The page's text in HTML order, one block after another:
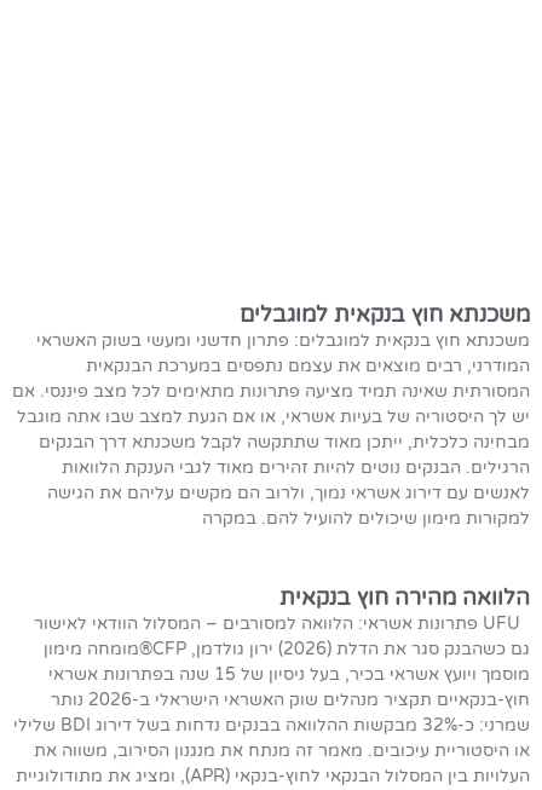
משכנתא חוץ בנקאית למוגבלים
משכנתא חוץ בנקאית למוגבלים: פתרון חדשני ומעשי בשוק האשראי
המודרני, רבים מוצאים את עצמם נתפסים במערכת הבנקאית
המסורתית שאינה תמיד מציעה פתרונות מתאימים לכל מצב פיננסי. אם
יש לך היסטוריה של בעיות אשראי, או אם הגעת למצב שבו אתה מוגבל
מבחינה כלכלית, ייתכן מאוד שתתקשה לקבל משכנתא דרך הבנקים
הרגילים. הבנקים נוטים להיות זהירים מאוד לגבי הענקת הלוואות
לאנשים עם דירוג אשראי נמוך, ולרוב הם מקשים עליהם את הגישה
למקורות מימון שיכולים להועיל להם. במקרה
הלוואה מהירה חוץ בנקאית
UFU פתרונות אשראי: הלוואה למסורבים – המסלול הוודאי לאישור
גם כשהבנק סגר את הדלת (2026) ירון גולדמן, CFP®מומחה מימון
מוסמך ויועץ אשראי בכיר, בעל ניסיון של 15 שנה בפתרונות אשראי
חוץ-בנקאיים תקציר מנהלים שוק האשראי הישראלי ב-2026 נותר
שמרני: כ-32% מבקשות ההלוואה בבנקים נדחות בשל דירוג BDI שלילי
או היסטוריית עיכובים. מאמר זה מנתח את מנגנון הסירוב, משווה את
העלויות בין המסלול הבנקאי לחוץ-בנקאי (APR), ומציג את מתודולוגיית